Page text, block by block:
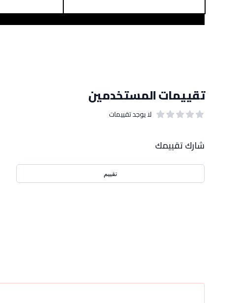
تقييمات المستخدمين
لا يوجد تقييمات
شارك تقييمك
تقييم